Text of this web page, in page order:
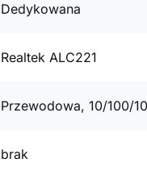
Dedykowana
Realtek ALC221
Przewodowa, 10/100/
brak